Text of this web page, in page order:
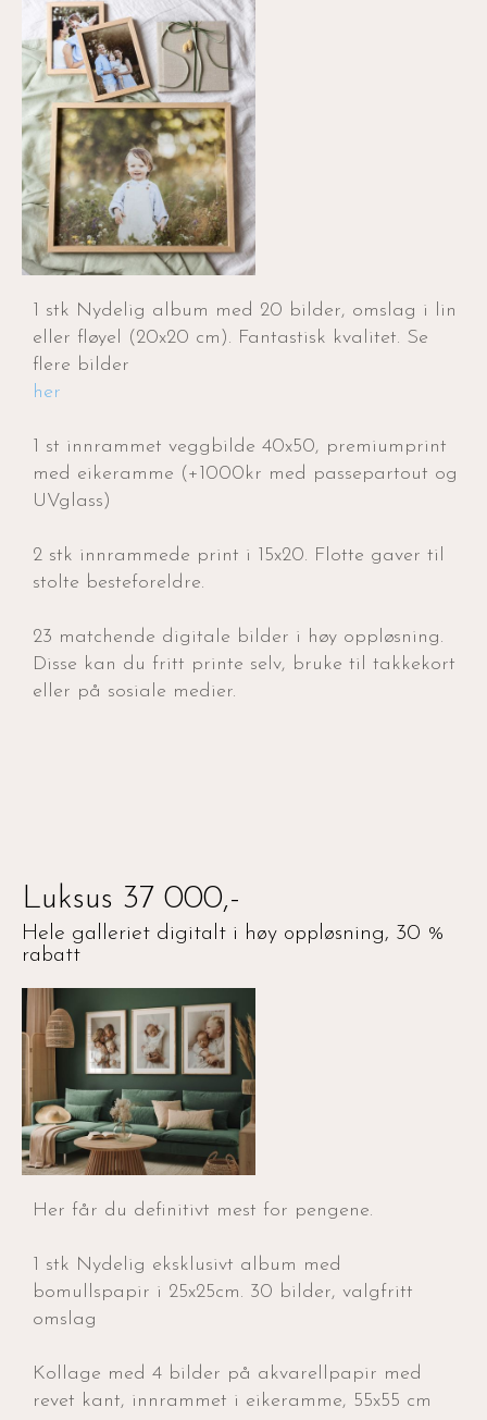
1 stk Nydelig album med 20 bilder, omslag i lin
eller fløyel (20x20 cm). Fantastisk kvalitet. Se
flere bilder
her
1 st innrammet veggbilde 40x50, premiumprint
med eikeramme (+1000kr med passepartout og
UVglass)
2 stk innrammede print i 15x20. Flotte gaver til
stolte besteforeldre.
23 matchende digitale bilder i høy oppløsning.
Disse kan du fritt printe selv, bruke til takkekort
eller på sosiale medier.
Luksus 37 000,-
Hele galleriet digitalt i høy oppløsning, 30 %
rabatt
Her får du definitivt mest for pengene.
1 stk Nydelig eksklusivt album med
bomullspapir i 25x25cm. 30 bilder, valgfritt
omslag
Kollage med 4 bilder på akvarellpapir med
revet kant, innrammet i eikeramme, 55x55 cm